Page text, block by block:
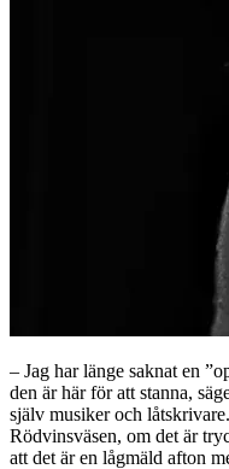
– Jag har länge saknat en
den är här för att stanna,
själv musiker och
Rödvinsväsen, om det är
att det är en lågmäld afton